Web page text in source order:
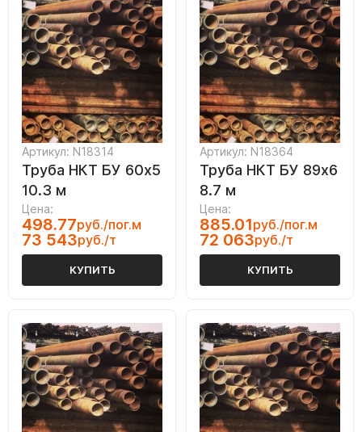
Артикул: N18314
Труба НКТ БУ 60х5
10.3 м
Цена:
498.77руб./пог.м
73 543руб./т
КУПИТЬ
Артикул: N18364
Труба НКТ БУ 89х6
8.7 м
Цена:
885.01руб./пог.м
72 063руб./т
КУПИТЬ